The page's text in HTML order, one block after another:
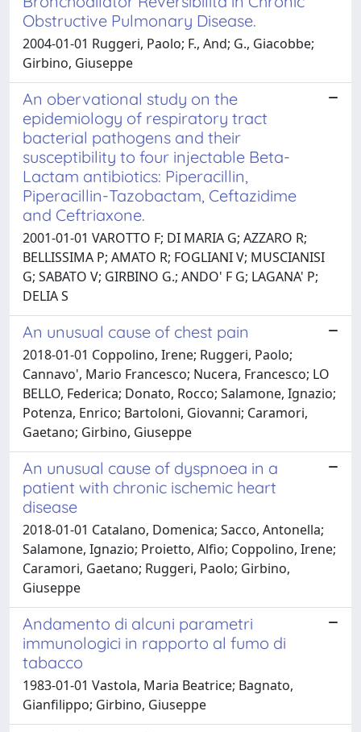
Obstructive Pulmonary Disease.
2004-01-01 Ruggeri, Paolo; F., And; G., Giacobbe;
Girbino, Giuseppe
An obervational study on the
epidemiology of respiratory tract
bacterial pathogens and their
susceptibility to four injectable Beta-
Lactam antibiotics: Piperacillin,
Piperacillin-Tazobactam, Ceftazidime
and Ceftriaxone.
2001-01-01 VAROTTO F; DI MARIA G; AZZARO R;
BELLISSIMA P; AMATO R; FOGLIANI V; MUSCIANISI
G; SABATO V; GIRBINO G.; ANDO' F G; LAGANA' P;
DELIA S
An unusual cause of chest pain
2018-01-01 Coppolino, Irene; Ruggeri, Paolo;
Cannavo', Mario Francesco; Nucera, Francesco; LO
BELLO, Federica; Donato, Rocco; Salamone, Ignazio;
Potenza, Enrico; Bartoloni, Giovanni; Caramori,
Gaetano; Girbino, Giuseppe
An unusual cause of dyspnoea in a
patient with chronic ischemic heart
disease
2018-01-01 Catalano, Domenica; Sacco, Antonella;
Salamone, Ignazio; Proietto, Alfio; Coppolino, Irene;
Caramori, Gaetano; Ruggeri, Paolo; Girbino,
Giuseppe
Andamento di alcuni parametri
immunologici in rapporto al fumo di
tabacco
1983-01-01 Vastola, Maria Beatrice; Bagnato,
Gianfilippo; Girbino, Giuseppe